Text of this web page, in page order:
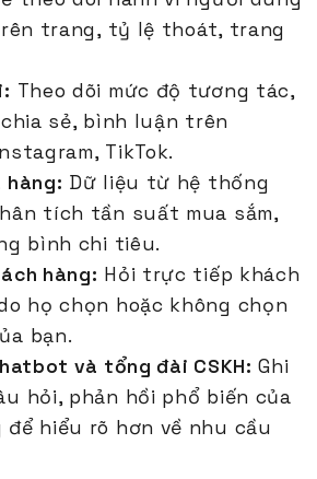
trang, tỷ lệ thoát, trang
Theo dõi mức độ tương tác,
sẻ, bình luận trên
TikTok.
hàng: Dữ liệu từ hệ thống
tích tần suất mua sắm,
bình chi tiêu.
hàng: Hỏi trực tiếp khách
họ chọn hoặc không chọn
bạn.
và tổng đài CSKH: Ghi
hỏi, phản hồi phổ biến của
để hiểu rõ hơn về nhu cầu